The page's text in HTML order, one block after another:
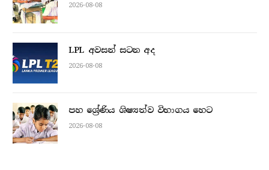
2026-08-08
LPL අවසන් සටන අද
2026-08-08
පහ ශ්‍රේණිය ශිෂ්‍යත්ව විභාගය හෙට
2026-08-08